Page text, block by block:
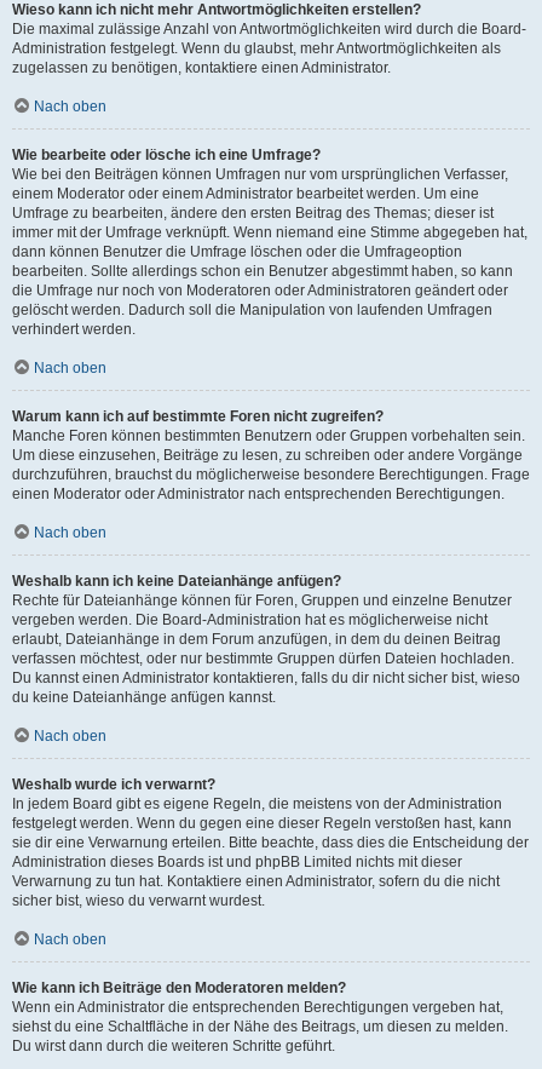
Wieso kann ich nicht mehr Antwortmöglichkeiten erstellen?
Die maximal zulässige Anzahl von Antwortmöglichkeiten wird durch die Board-
Administration festgelegt. Wenn du glaubst, mehr Antwortmöglichkeiten als
zugelassen zu benötigen, kontaktiere einen Administrator.
Nach oben
Wie bearbeite oder lösche ich eine Umfrage?
Wie bei den Beiträgen können Umfragen nur vom ursprünglichen Verfasser,
einem Moderator oder einem Administrator bearbeitet werden. Um eine
Umfrage zu bearbeiten, ändere den ersten Beitrag des Themas; dieser ist
immer mit der Umfrage verknüpft. Wenn niemand eine Stimme abgegeben hat,
dann können Benutzer die Umfrage löschen oder die Umfrageoption
bearbeiten. Sollte allerdings schon ein Benutzer abgestimmt haben, so kann
die Umfrage nur noch von Moderatoren oder Administratoren geändert oder
gelöscht werden. Dadurch soll die Manipulation von laufenden Umfragen
verhindert werden.
Nach oben
Warum kann ich auf bestimmte Foren nicht zugreifen?
Manche Foren können bestimmten Benutzern oder Gruppen vorbehalten sein.
Um diese einzusehen, Beiträge zu lesen, zu schreiben oder andere Vorgänge
durchzuführen, brauchst du möglicherweise besondere Berechtigungen. Frage
einen Moderator oder Administrator nach entsprechenden Berechtigungen.
Nach oben
Weshalb kann ich keine Dateianhänge anfügen?
Rechte für Dateianhänge können für Foren, Gruppen und einzelne Benutzer
vergeben werden. Die Board-Administration hat es möglicherweise nicht
erlaubt, Dateianhänge in dem Forum anzufügen, in dem du deinen Beitrag
verfassen möchtest, oder nur bestimmte Gruppen dürfen Dateien hochladen.
Du kannst einen Administrator kontaktieren, falls du dir nicht sicher bist, wieso
du keine Dateianhänge anfügen kannst.
Nach oben
Weshalb wurde ich verwarnt?
In jedem Board gibt es eigene Regeln, die meistens von der Administration
festgelegt werden. Wenn du gegen eine dieser Regeln verstoßen hast, kann
sie dir eine Verwarnung erteilen. Bitte beachte, dass dies die Entscheidung der
Administration dieses Boards ist und phpBB Limited nichts mit dieser
Verwarnung zu tun hat. Kontaktiere einen Administrator, sofern du die nicht
sicher bist, wieso du verwarnt wurdest.
Nach oben
Wie kann ich Beiträge den Moderatoren melden?
Wenn ein Administrator die entsprechenden Berechtigungen vergeben hat,
siehst du eine Schaltfläche in der Nähe des Beitrags, um diesen zu melden.
Du wirst dann durch die weiteren Schritte geführt.